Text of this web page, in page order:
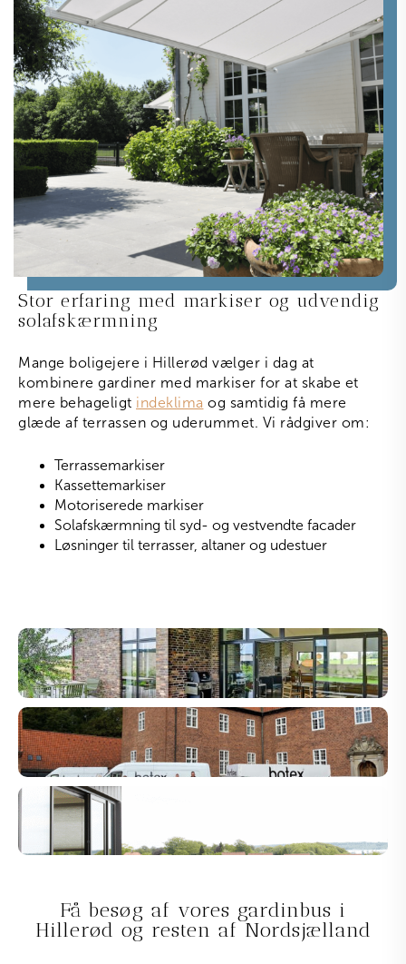
Stor erfaring med markiser og udvendig
solafskærmning
Mange boligejere i Hillerød vælger i dag at
kombinere gardiner med markiser for at skabe et
mere behageligt indeklima og samtidig få mere
glæde af terrassen og uderummet. Vi rådgiver om:
Terrassemarkiser
Kassettemarkiser
Motoriserede markiser
Solafskærmning til syd- og vestvendte facader
Løsninger til terrasser, altaner og udestuer
Få besøg af vores gardinbus i
Hillerød og resten af Nordsjælland